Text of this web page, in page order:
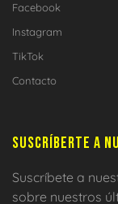
Facebook
Instagram
TikTok
Contacto
SUSCRÍBERTE A
Suscríbete a
sobre nuestros